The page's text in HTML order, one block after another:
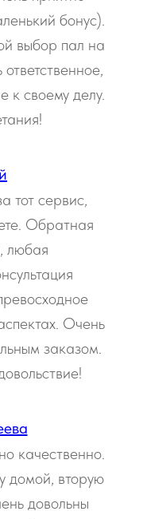
бонус).
выбор пал на
к своему делу.
тот сервис,
Обратная
любая
Очень
заказом.
качественно.
домой, вторую
довольны